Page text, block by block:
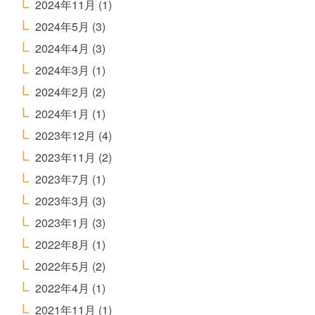
2024年11月 (1)
2024年5月 (3)
2024年4月 (3)
2024年3月 (1)
2024年2月 (2)
2024年1月 (1)
2023年12月 (4)
2023年11月 (2)
2023年7月 (1)
2023年3月 (3)
2023年1月 (3)
2022年8月 (1)
2022年5月 (2)
2022年4月 (1)
2021年11月 (1)